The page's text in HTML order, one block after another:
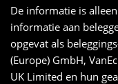
De informatie is
informatie aan
opgevat als
(Europe) GmbH,
UK Limited en hun